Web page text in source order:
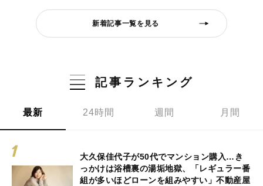
新着記事一覧を見る
記事ランキング
最新 24時間 週間 月間
大久保佳代子が50代でマンション購入…き
っかけは浴槽裏の湯垢地獄、「レギュラー番
組が多いほどローンを組みやすい」不動産屋